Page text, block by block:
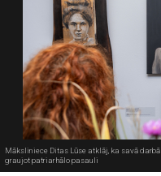
Māksliniece Ditas Lūse atklāj, ka savā darbā
graujot patriarhālo pasauli